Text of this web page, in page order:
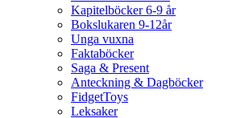
Kapitelböcker 6-9 år
Bokslukaren 9-12år
Unga vuxna
Faktaböcker
Saga & Present
Anteckning & Dagböcker
FidgetToys
Leksaker